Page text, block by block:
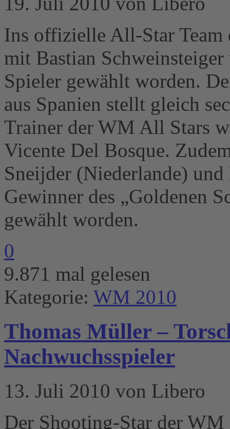
Ins offizielle All-Star Team
mit Bastian
Spieler gewählt worden.
aus Spanien stellt gleich
Trainer der WM All Stars
Vicente Del Bosque.
Sneijder (Niederlande)
Gewinner des „Goldenen
gewählt worden.
0
9.871 mal gelesen
Kategorie: WM 2010
Thomas Müller –
Nachwuchsspieler
13. Juli 2010 von Libero
Der Shooting-Star der WM